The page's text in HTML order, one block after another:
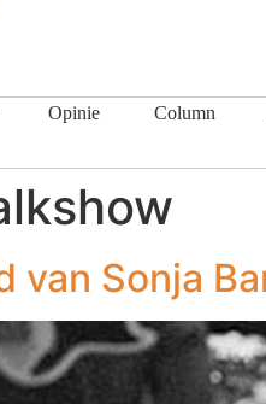
Opinie Column
van Sonja